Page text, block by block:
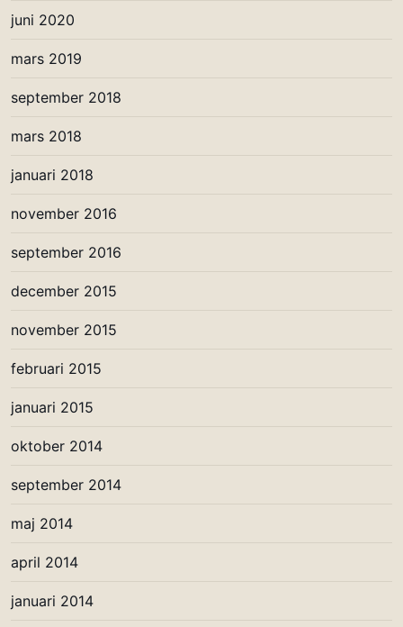
juni 2020
mars 2019
september 2018
mars 2018
januari 2018
november 2016
september 2016
december 2015
november 2015
februari 2015
januari 2015
oktober 2014
september 2014
maj 2014
april 2014
januari 2014